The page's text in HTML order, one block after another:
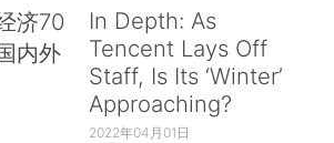
济70
内外
In Depth: As
Tencent Lays Off
Staff, Is Its ‘Winter’
Approaching?
2022年04月01日